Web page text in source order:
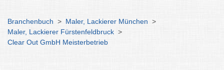
Branchenbuch > Maler, Lackierer München >
Maler, Lackierer Fürstenfeldbruck >
Clear Out GmbH Meisterbetrieb